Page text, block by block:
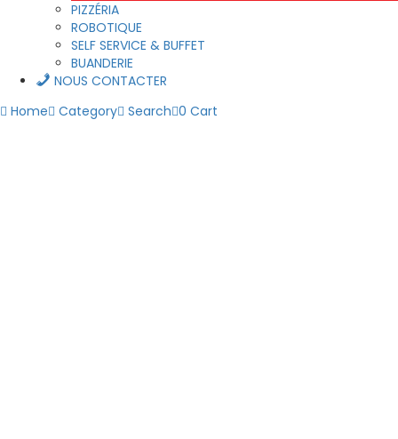
PIZZÉRIA
ROBOTIQUE
SELF SERVICE & BUFFET
BUANDERIE
NOUS CONTACTER
Home
Category Search 0 Cart